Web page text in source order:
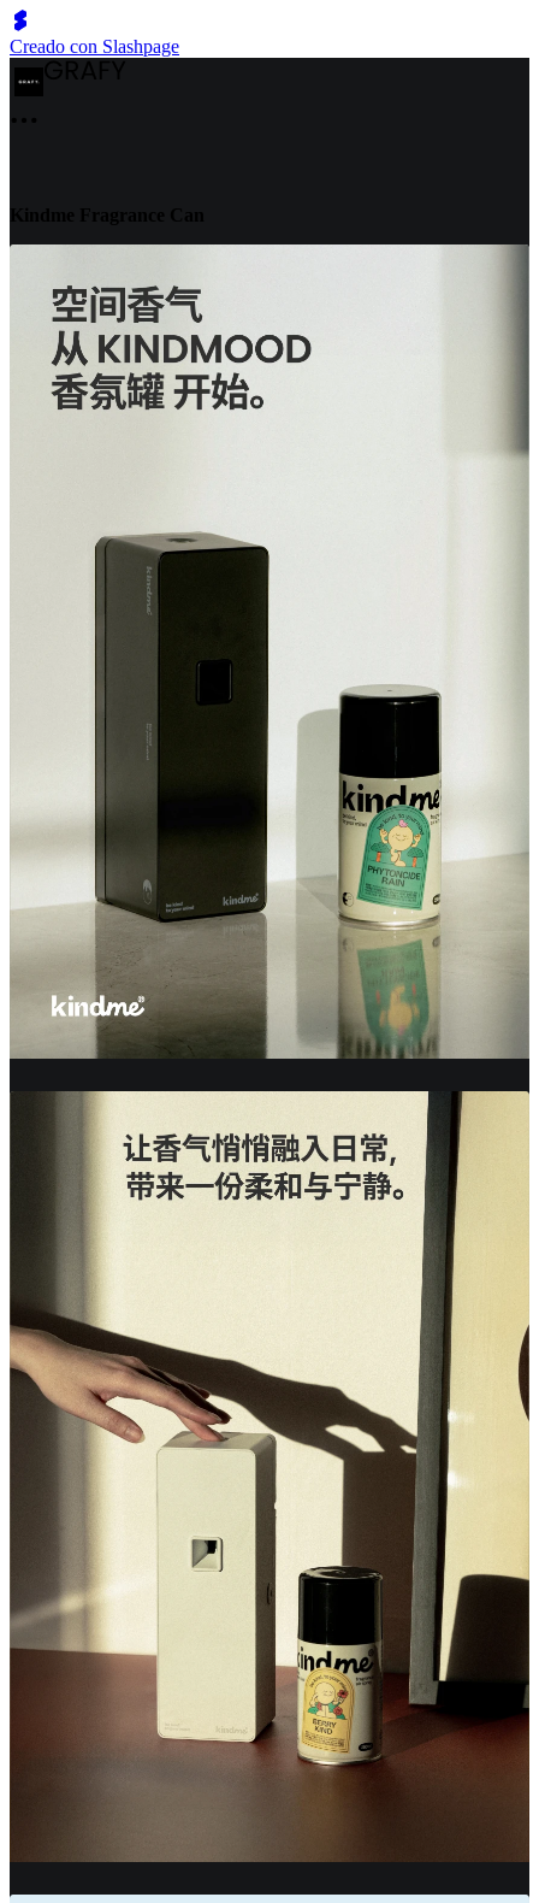
Creado con Slashpage
Kindme Fragrance Can